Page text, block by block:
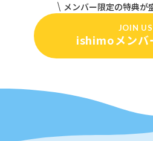
メンバー限定の特典が
JOIN US
ishimoメンバ